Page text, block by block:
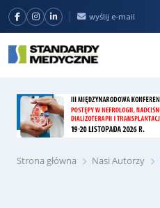
wyślij e-mail
Strona główna Nasi Autorzy